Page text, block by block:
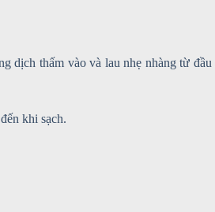
dịch thấm vào và lau nhẹ nhàng từ đầu
khi sạch.